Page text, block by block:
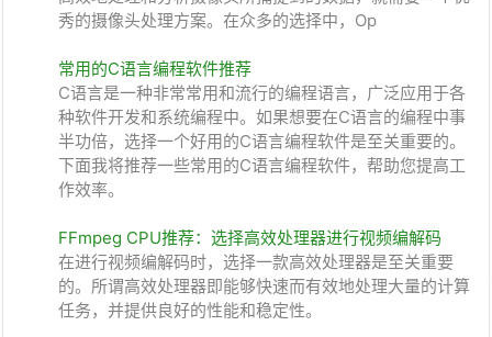
秀的摄像头处理方案。在众多的选择中，Op
常用的C语言编程软件推荐
C语言是一种非常常用和流行的编程语言，广泛应用于各
种软件开发和系统编程中。如果想要在C语言的编程中事
半功倍，选择一个好用的C语言编程软件是至关重要的。
下面我将推荐一些常用的C语言编程软件，帮助您提高工
作效率。
FFmpeg CPU推荐：选择高效处理器进行视频编解码
在进行视频编解码时，选择一款高效处理器是至关重要
的。所谓高效处理器即能够快速而有效地处理大量的计算
任务，并提供良好的性能和稳定性。